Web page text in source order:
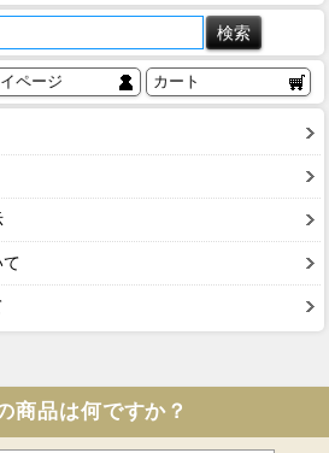
ページ カート
商品は何ですか？